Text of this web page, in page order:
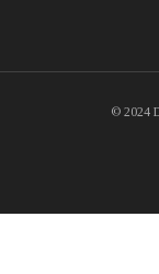
© 2024